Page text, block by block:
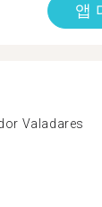
앱
Valadares